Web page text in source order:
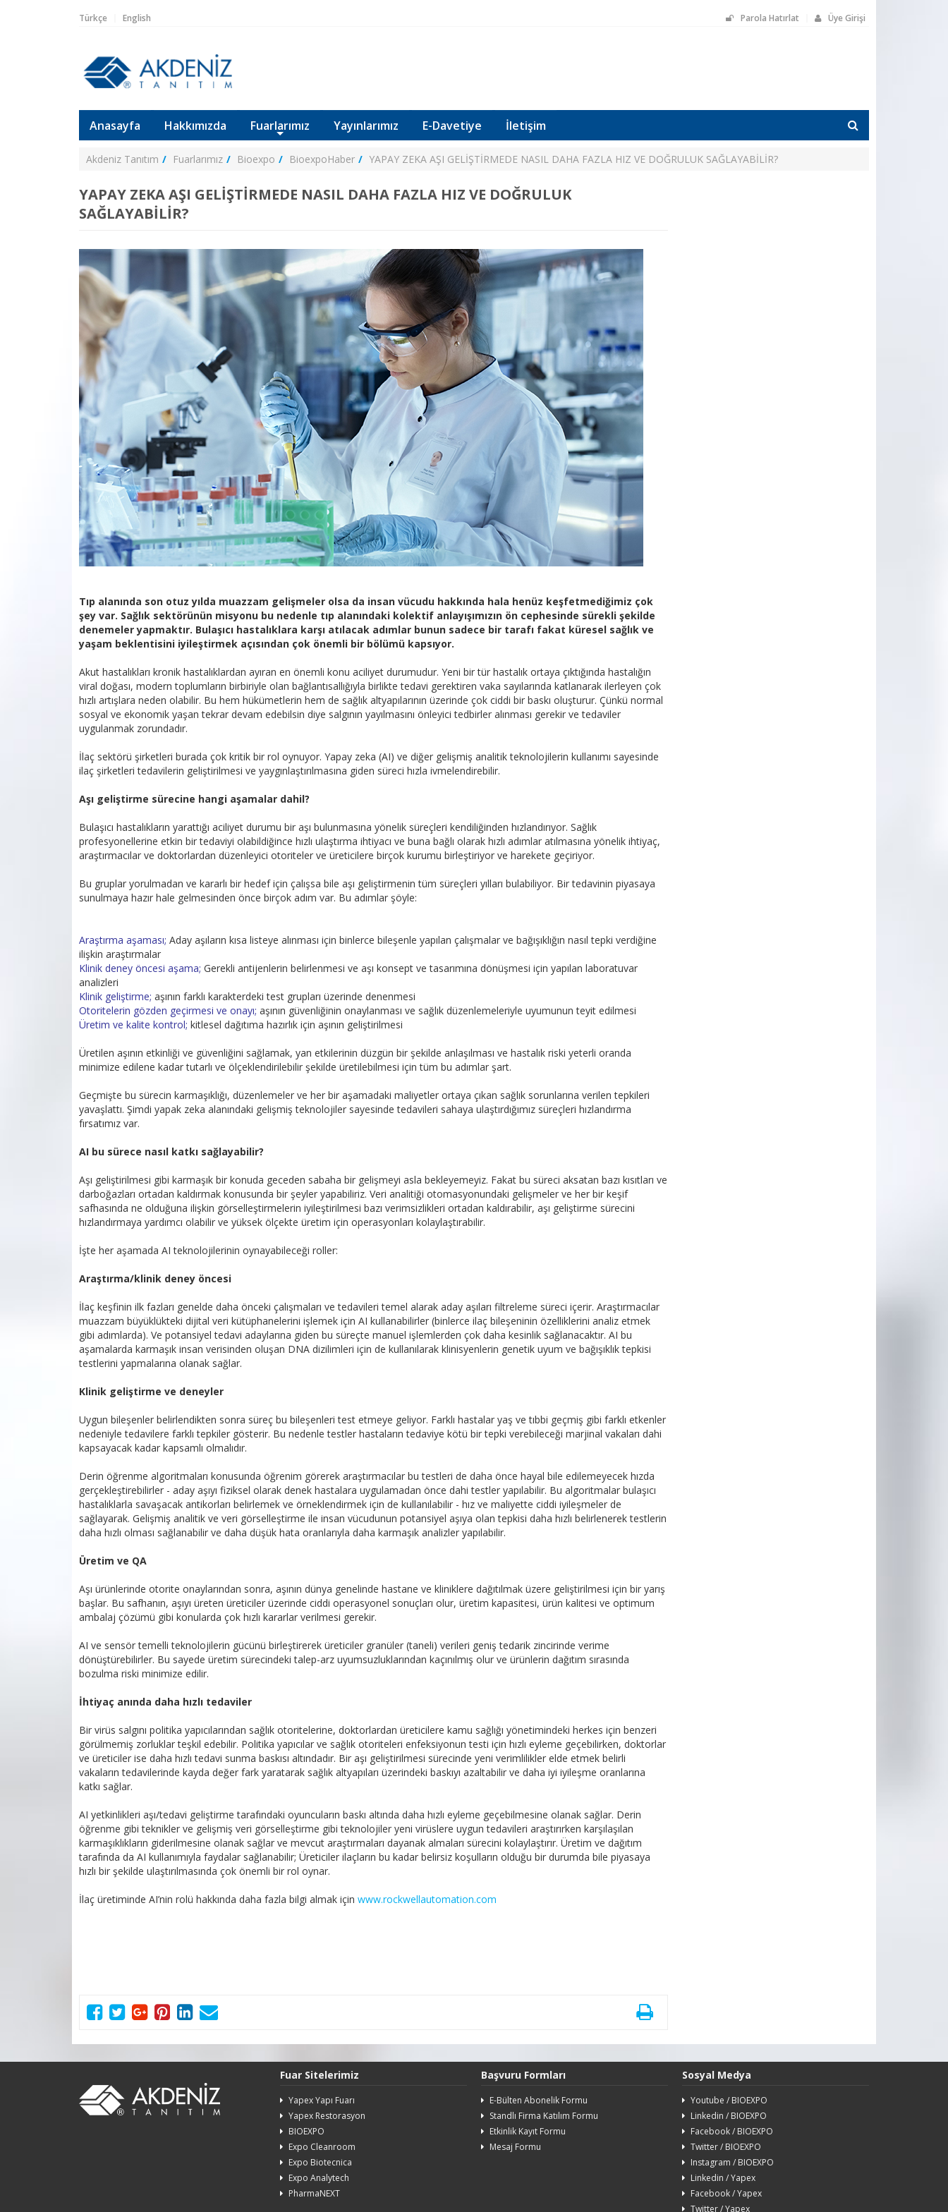
Parola Hatırlat Üye Girişi
Türkçe English
Anasayfa Hakkımızda Fuarlarımız Yayınlarımız E-Davetiye İletişim
Akdeniz Tanıtım Fuarlarımız Bioexpo BioexpoHaber YAPAY ZEKA AŞI GELİŞTİRMEDE NASIL DAHA FAZLA HIZ VE DOĞRULUK SAĞLAYABİLİR?
YAPAY ZEKA AŞI GELİŞTİRMEDE NASIL DAHA FAZLA HIZ VE DOĞRULUK
SAĞLAYABİLİR?
Tıp alanında son otuz yılda muazzam gelişmeler olsa da insan vücudu hakkında hala henüz keşfetmediğimiz çok
şey var. Sağlık sektörünün misyonu bu nedenle tıp alanındaki kolektif anlayışımızın ön cephesinde sürekli şekilde
denemeler yapmaktır. Bulaşıcı hastalıklara karşı atılacak adımlar bunun sadece bir tarafı fakat küresel sağlık ve
yaşam beklentisini iyileştirmek açısından çok önemli bir bölümü kapsıyor.
Akut hastalıkları kronik hastalıklardan ayıran en önemli konu aciliyet durumudur. Yeni bir tür hastalık ortaya çıktığında hastalığın
viral doğası, modern toplumların birbiriyle olan bağlantısallığıyla birlikte tedavi gerektiren vaka sayılarında katlanarak ilerleyen çok
hızlı artışlara neden olabilir. Bu hem hükümetlerin hem de sağlık altyapılarının üzerinde çok ciddi bir baskı oluşturur. Çünkü normal
sosyal ve ekonomik yaşan tekrar devam edebilsin diye salgının yayılmasını önleyici tedbirler alınması gerekir ve tedaviler
uygulanmak zorundadır.
İlaç sektörü şirketleri burada çok kritik bir rol oynuyor. Yapay zeka (AI) ve diğer gelişmiş analitik teknolojilerin kullanımı sayesinde
ilaç şirketleri tedavilerin geliştirilmesi ve yaygınlaştırılmasına giden süreci hızla ivmelendirebilir.
Aşı geliştirme sürecine hangi aşamalar dahil?
Bulaşıcı hastalıkların yarattığı aciliyet durumu bir aşı bulunmasına yönelik süreçleri kendiliğinden hızlandırıyor. Sağlık
profesyonellerine etkin bir tedaviyi olabildiğince hızlı ulaştırma ihtiyacı ve buna bağlı olarak hızlı adımlar atılmasına yönelik ihtiyaç,
araştırmacılar ve doktorlardan düzenleyici otoriteler ve üreticilere birçok kurumu birleştiriyor ve harekete geçiriyor.
Bu gruplar yorulmadan ve kararlı bir hedef için çalışsa bile aşı geliştirmenin tüm süreçleri yılları bulabiliyor. Bir tedavinin piyasaya
sunulmaya hazır hale gelmesinden önce birçok adım var. Bu adımlar şöyle:
Araştırma aşaması; Aday aşıların kısa listeye alınması için binlerce bileşenle yapılan çalışmalar ve bağışıklığın nasıl tepki verdiğine
ilişkin araştırmalar
Klinik deney öncesi aşama; Gerekli antijenlerin belirlenmesi ve aşı konsept ve tasarımına dönüşmesi için yapılan laboratuvar
analizleri
Klinik geliştirme; aşının farklı karakterdeki test grupları üzerinde denenmesi
Otoritelerin gözden geçirmesi ve onayı; aşının güvenliğinin onaylanması ve sağlık düzenlemeleriyle uyumunun teyit edilmesi
Üretim ve kalite kontrol; kitlesel dağıtıma hazırlık için aşının geliştirilmesi
Üretilen aşının etkinliği ve güvenliğini sağlamak, yan etkilerinin düzgün bir şekilde anlaşılması ve hastalık riski yeterli oranda
minimize edilene kadar tutarlı ve ölçeklendirilebilir şekilde üretilebilmesi için tüm bu adımlar şart.
Geçmişte bu sürecin karmaşıklığı, düzenlemeler ve her bir aşamadaki maliyetler ortaya çıkan sağlık sorunlarına verilen tepkileri
yavaşlattı. Şimdi yapak zeka alanındaki gelişmiş teknolojiler sayesinde tedavileri sahaya ulaştırdığımız süreçleri hızlandırma
fırsatımız var.
AI bu sürece nasıl katkı sağlayabilir?
Aşı geliştirilmesi gibi karmaşık bir konuda geceden sabaha bir gelişmeyi asla bekleyemeyiz. Fakat bu süreci aksatan bazı kısıtları ve
darboğazları ortadan kaldırmak konusunda bir şeyler yapabiliriz. Veri analitiği otomasyonundaki gelişmeler ve her bir keşif
safhasında ne olduğuna ilişkin görselleştirmelerin iyileştirilmesi bazı verimsizlikleri ortadan kaldırabilir, aşı geliştirme sürecini
hızlandırmaya yardımcı olabilir ve yüksek ölçekte üretim için operasyonları kolaylaştırabilir.
İşte her aşamada AI teknolojilerinin oynayabileceği roller:
Araştırma/klinik deney öncesi
İlaç keşfinin ilk fazları genelde daha önceki çalışmaları ve tedavileri temel alarak aday aşıları filtreleme süreci içerir. Araştırmacılar
muazzam büyüklükteki dijital veri kütüphanelerini işlemek için AI kullanabilirler (binlerce ilaç bileşeninin özelliklerini analiz etmek
gibi adımlarda). Ve potansiyel tedavi adaylarına giden bu süreçte manuel işlemlerden çok daha kesinlik sağlanacaktır. AI bu
aşamalarda karmaşık insan verisinden oluşan DNA dizilimleri için de kullanılarak klinisyenlerin genetik uyum ve bağışıklık tepkisi
testlerini yapmalarına olanak sağlar.
Klinik geliştirme ve deneyler
Uygun bileşenler belirlendikten sonra süreç bu bileşenleri test etmeye geliyor. Farklı hastalar yaş ve tıbbi geçmiş gibi farklı etkenler
nedeniyle tedavilere farklı tepkiler gösterir. Bu nedenle testler hastaların tedaviye kötü bir tepki verebileceği marjinal vakaları dahi
kapsayacak kadar kapsamlı olmalıdır.
Derin öğrenme algoritmaları konusunda öğrenim görerek araştırmacılar bu testleri de daha önce hayal bile edilemeyecek hızda
gerçekleştirebilirler - aday aşıyı fiziksel olarak denek hastalara uygulamadan önce dahi testler yapılabilir. Bu algoritmalar bulaşıcı
hastalıklarla savaşacak antikorları belirlemek ve örneklendirmek için de kullanılabilir - hız ve maliyette ciddi iyileşmeler de
sağlayarak. Gelişmiş analitik ve veri görselleştirme ile insan vücudunun potansiyel aşıya olan tepkisi daha hızlı belirlenerek testlerin
daha hızlı olması sağlanabilir ve daha düşük hata oranlarıyla daha karmaşık analizler yapılabilir.
Üretim ve QA
Aşı ürünlerinde otorite onaylarından sonra, aşının dünya genelinde hastane ve kliniklere dağıtılmak üzere geliştirilmesi için bir yarış
başlar. Bu safhanın, aşıyı üreten üreticiler üzerinde ciddi operasyonel sonuçları olur, üretim kapasitesi, ürün kalitesi ve optimum
ambalaj çözümü gibi konularda çok hızlı kararlar verilmesi gerekir.
AI ve sensör temelli teknolojilerin gücünü birleştirerek üreticiler granüler (taneli) verileri geniş tedarik zincirinde verime
dönüştürebilirler. Bu sayede üretim sürecindeki talep-arz uyumsuzluklarından kaçınılmış olur ve ürünlerin dağıtım sırasında
bozulma riski minimize edilir.
İhtiyaç anında daha hızlı tedaviler
Bir virüs salgını politika yapıcılarından sağlık otoritelerine, doktorlardan üreticilere kamu sağlığı yönetimindeki herkes için benzeri
görülmemiş zorluklar teşkil edebilir. Politika yapıcılar ve sağlık otoriteleri enfeksiyonun testi için hızlı eyleme geçebilirken, doktorlar
ve üreticiler ise daha hızlı tedavi sunma baskısı altındadır. Bir aşı geliştirilmesi sürecinde yeni verimlilikler elde etmek belirli
vakaların tedavilerinde kayda değer fark yaratarak sağlık altyapıları üzerindeki baskıyı azaltabilir ve daha iyi iyileşme oranlarına
katkı sağlar.
AI yetkinlikleri aşı/tedavi geliştirme tarafındaki oyuncuların baskı altında daha hızlı eyleme geçebilmesine olanak sağlar. Derin
öğrenme gibi teknikler ve gelişmiş veri görselleştirme gibi teknolojiler yeni virüslere uygun tedavileri araştırırken karşılaşılan
karmaşıklıkların giderilmesine olanak sağlar ve mevcut araştırmaları dayanak almaları sürecini kolaylaştırır. Üretim ve dağıtım
tarafında da AI kullanımıyla faydalar sağlanabilir; Üreticiler ilaçların bu kadar belirsiz koşulların olduğu bir durumda bile piyasaya
hızlı bir şekilde ulaştırılmasında çok önemli bir rol oynar.
İlaç üretiminde AI’nin rolü hakkında daha fazla bilgi almak için www.rockwellautomation.com
Fuar Sitelerimiz
Yapex Yapı Fuarı
Yapex Restorasyon
BIOEXPO
Expo Cleanroom
Expo Biotecnica
Expo Analytech
PharmaNEXT
Başvuru Formları
E-Bülten Abonelik Formu
Standlı Firma Katılım Formu
Etkinlik Kayıt Formu
Mesaj Formu
Sosyal Medya
Youtube / BIOEXPO
Linkedin / BIOEXPO
Facebook / BIOEXPO
Twitter / BIOEXPO
Instagram / BIOEXPO
Linkedin / Yapex
Facebook / Yapex
Twitter / Yapex